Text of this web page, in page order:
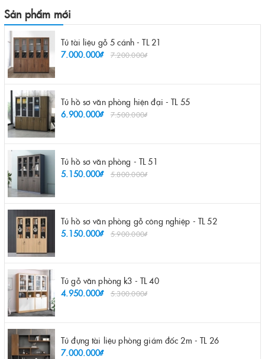
Sản phẩm mới
Tủ tài liệu gỗ 5 cánh - TL 21
7.000.000₫
7.200.000₫
Tủ hồ sơ văn phòng hiện đại - TL 55
6.900.000₫
7.500.000₫
Tủ hồ sơ văn phòng - TL 51
5.150.000₫
5.800.000₫
Tủ hồ sơ văn phòng gỗ công nghiệp - TL 52
5.150.000₫
5.900.000₫
Tủ gỗ văn phòng k3 - TL 40
4.950.000₫
5.300.000₫
Tủ đựng tài liệu phòng giám đốc 2m - TL 26
7.000.000₫